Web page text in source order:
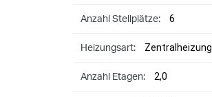
Anzahl Stellplätze: 6
Heizungsart: Zentralheizung
Anzahl Etagen: 2,0